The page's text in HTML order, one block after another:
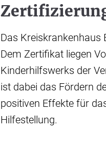
Das Kreiskrankenhaus
Dem Zertifikat liegen
Kinderhilfswerks der
ist dabei das Fördern
positiven Effekte für
Hilfestellung.